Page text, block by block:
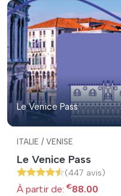
Le Venice Pass
ITALIE / VENISE
Le Venice Pass
(447 avis)
À partir de: €88.00